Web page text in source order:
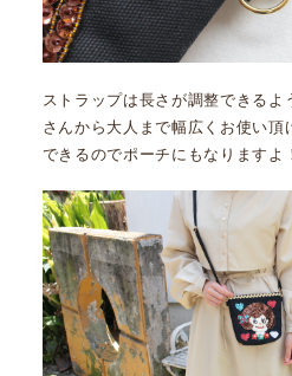
ストラップは長さが調整できる
さんから大人まで幅広くお使い
できるのでポーチにもなりますよ